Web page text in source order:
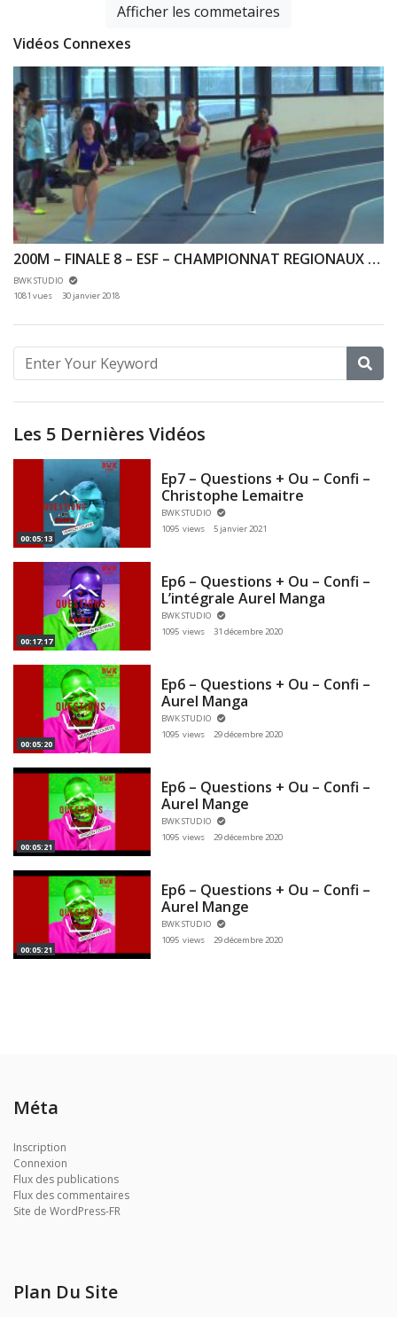
Afficher les commetaires
Vidéos Connexes
200M – FINALE 8 – ESF – CHAMPIONNAT REGIONAUX 21/01/2018 – EAUBONNE
BWK STUDIO
1081 vues
30 janvier 2018
Les 5 Dernières Vidéos
00:05:13
Ep7 – Questions + Ou – Confi –
Christophe Lemaitre
BWK STUDIO
1095 views
5 janvier 2021
00:17:17
Ep6 – Questions + Ou – Confi –
L’intégrale Aurel Manga
BWK STUDIO
1095 views
31 décembre 2020
00:05:20
Ep6 – Questions + Ou – Confi –
Aurel Manga
BWK STUDIO
1095 views
29 décembre 2020
00:05:21
Ep6 – Questions + Ou – Confi –
Aurel Mange
BWK STUDIO
1095 views
29 décembre 2020
00:05:21
Ep6 – Questions + Ou – Confi –
Aurel Mange
BWK STUDIO
1095 views
29 décembre 2020
Méta
Inscription
Connexion
Flux des publications
Flux des commentaires
Site de WordPress-FR
Plan Du Site